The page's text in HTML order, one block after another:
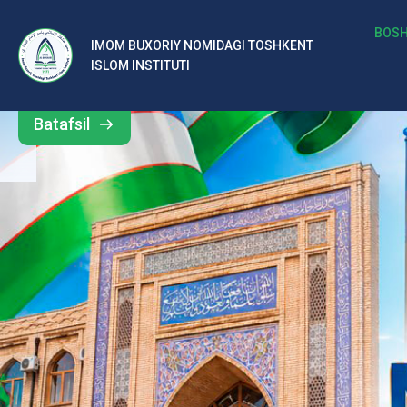
IMOM BUXORIY NOMIDAGI TOSHKENT
ISLOM INSTITUTI
b
al
ar
o‘
rt
a
si
d
Barcha
yangiliklar
Batafsil